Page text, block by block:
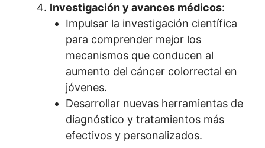
Investigación y avances médicos:
Impulsar la investigación científica
para comprender mejor los
mecanismos que conducen al
aumento del cáncer colorrectal en
jóvenes.
Desarrollar nuevas herramientas de
diagnóstico y tratamientos más
efectivos y personalizados.